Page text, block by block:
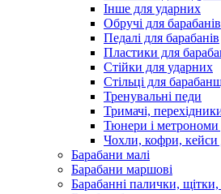
Інше для ударних
Обручі для барабанів
Педалі для барабанів
Пластики для
Стійки для ударних
Стільці для
Тренувальні педи
Тримачі,
Тюнери і метрономи
Чохли, кофри, кейси
Барабани малі
Барабани маршові
Барабанні палички,